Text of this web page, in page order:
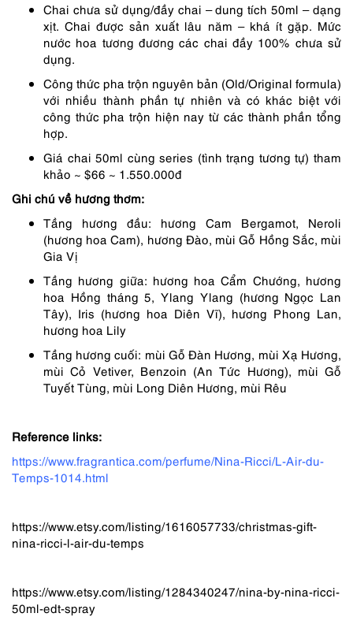
Chai chưa sử dụng/đầy chai – dung tích 50ml – dạng
xịt. Chai được sản xuất lâu năm – khá ít gặp. Mức
nước hoa tương đương các chai đầy 100% chưa sử
dụng.
Công thức pha trộn nguyên bản (Old/Original formula)
với nhiều thành phần tự nhiên và có khác biệt với
công thức pha trộn hiện nay từ các thành phần tổng
hợp.
Giá chai 50ml cùng series (tình trạng tương tự) tham
khảo ~ $66 ~ 1.550.000đ
Ghi chú về hương thơm:
Tầng hương đầu: hương Cam Bergamot, Neroli
(hương hoa Cam), hương Đào, mùi Gỗ Hồng Sắc, mùi
Gia Vị
Tầng hương giữa: hương hoa Cẩm Chướng, hương
hoa Hồng tháng 5, Ylang Ylang (hương Ngọc Lan
Tây), Iris (hương hoa Diên Vĩ), hương Phong Lan,
hương hoa Lily
Tầng hương cuối: mùi Gỗ Đàn Hương, mùi Xạ Hương,
mùi Cỏ Vetiver, Benzoin (An Tức Hương), mùi Gỗ
Tuyết Tùng, mùi Long Diên Hương, mùi Rêu
Reference links:
https://www.fragrantica.com/perfume/Nina-Ricci/L-Air-du-
Temps-1014.html
https://www.etsy.com/listing/1616057733/christmas-gift-
nina-ricci-l-air-du-temps
https://www.etsy.com/listing/1284340247/nina-by-nina-ricci-
50ml-edt-spray